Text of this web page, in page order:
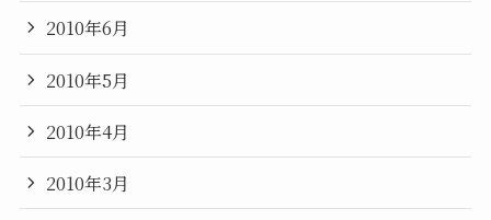
2010年6月
2010年5月
2010年4月
2010年3月